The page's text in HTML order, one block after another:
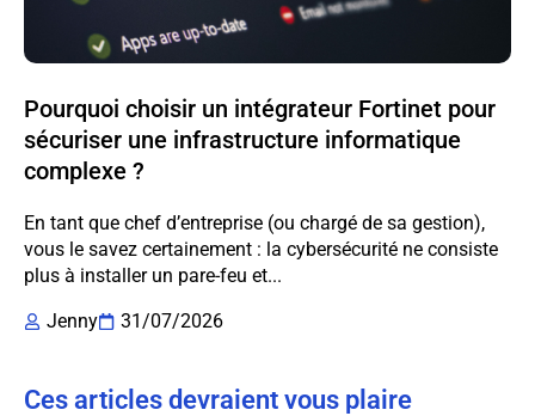
Pourquoi choisir un intégrateur Fortinet pour
sécuriser une infrastructure informatique
complexe ?
En tant que chef d’entreprise (ou chargé de sa gestion),
vous le savez certainement : la cybersécurité ne consiste
plus à installer un pare-feu et...
Jenny
31/07/2026
Ces articles devraient vous plaire